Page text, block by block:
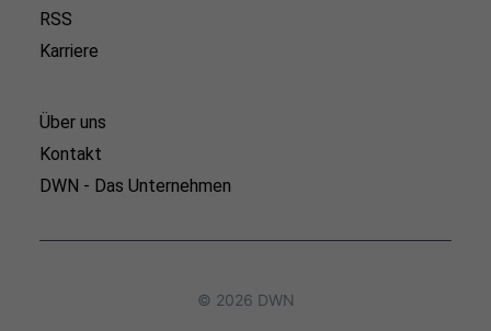
RSS
Karriere
Über uns
Kontakt
DWN - Das Unternehmen
© 2026 DWN